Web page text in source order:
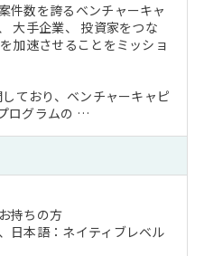
件数を誇るベンチャーキャ
大手企業、 投資家をつな
加速させることをミッショ
ており、ベンチャーキャピ
ログラムの …
持ちの方
日本語：ネイティブレベル